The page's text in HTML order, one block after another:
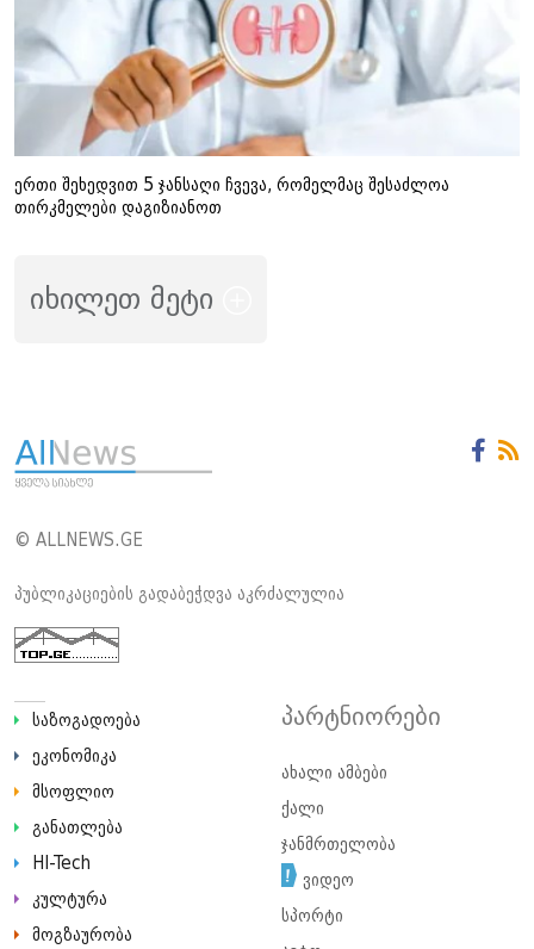
ერთი შეხედვით 5 ჯანსაღი ჩვევა, რომელმაც შესაძლოა
თირკმელები დაგიზიანოთ
იხილეთ მეტი
© ALLNEWS.GE
პუბლიკაციების გადაბეჭდვა აკრძალულია
საზოგადოება
ეკონომიკა
მსოფლიო
განათლება
HI-Tech
კულტურა
მოგზაურობა
პარტნიორები
ახალი ამბები
ქალი
ჯანმრთელობა
ვიდეო
სპორტი